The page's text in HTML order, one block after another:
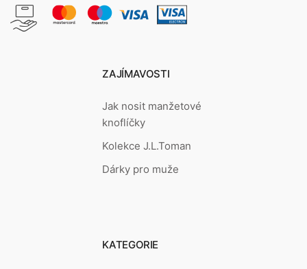
ZAJÍMAVOSTI
Jak nosit manžetové
knoflíčky
Kolekce J.L.Toman
Dárky pro muže
KATEGORIE